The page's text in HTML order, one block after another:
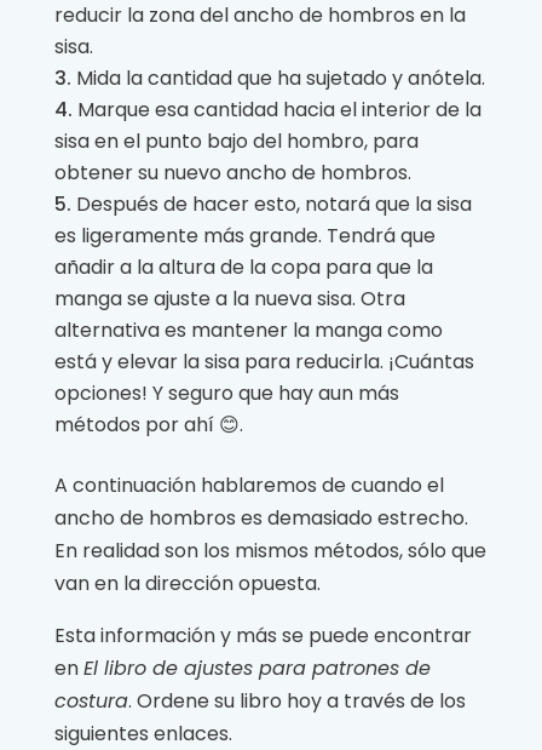
reducir la zona del ancho de hombros en la
sisa.
Mida la cantidad que ha sujetado y anótela.
Marque esa cantidad hacia el interior de la
sisa en el punto bajo del hombro, para
obtener su nuevo ancho de hombros.
Después de hacer esto, notará que la sisa
es ligeramente más grande. Tendrá que
añadir a la altura de la copa para que la
manga se ajuste a la nueva sisa. Otra
alternativa es mantener la manga como
está y elevar la sisa para reducirla. ¡Cuántas
opciones! Y seguro que hay aun más
métodos por ahí 😊.
A continuación hablaremos de cuando el
ancho de hombros es demasiado estrecho.
En realidad son los mismos métodos, sólo que
van en la dirección opuesta.
Esta información y más se puede encontrar
enEl libro de ajustes para patrones de
costura. Ordene su libro hoy a través de los
siguientes enlaces.